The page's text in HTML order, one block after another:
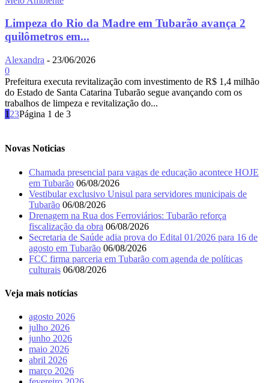
Limpeza do Rio da Madre em Tubarão avança 2
quilômetros em...
Alexandra - 23/06/2026
0
Prefeitura executa revitalização com investimento de R$ 1,4 milhão
do Estado de Santa Catarina Tubarão segue avançando com os
trabalhos de limpeza e revitalização do...
1 23Página 1 de 3
Novas Noticias
Chamada presencial para vagas de educação acontece HOJE
em Tubarão 06/08/2026
Vestibular exclusivo Unisul para servidores municipais de
Tubarão 06/08/2026
Drenagem na Rua dos Ferroviários: Tubarão reforça
fiscalização da obra 06/08/2026
Secretaria de Saúde adia prova do Edital 01/2026 para 16 de
agosto em Tubarão 06/08/2026
FCC firma parceria em Tubarão com agenda de políticas
culturais 06/08/2026
Veja mais notícias
agosto 2026
julho 2026
junho 2026
maio 2026
abril 2026
março 2026